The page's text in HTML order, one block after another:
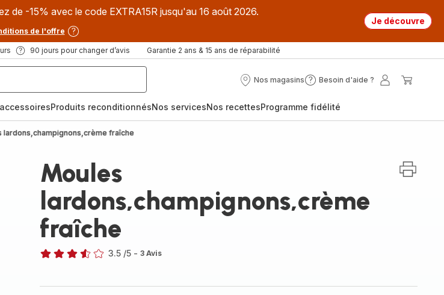
de -15% avec le code EXTRA15R jusqu'au 16 août 2026.
de l'offre
Je découvre
90 jours pour changer d’avis Garantie 2 ans & 15 ans de réparabilité
Nos magasins
Nos
Besoin d'aide ?
Besoin
?
Mon
Produits reconditionnésNos servicesNos recettesProgramme fidélité
lardons,champignons,crème fraîche
Moules
lardons,champignons,crème
fraîche
3.5 /5 - 3 Avis